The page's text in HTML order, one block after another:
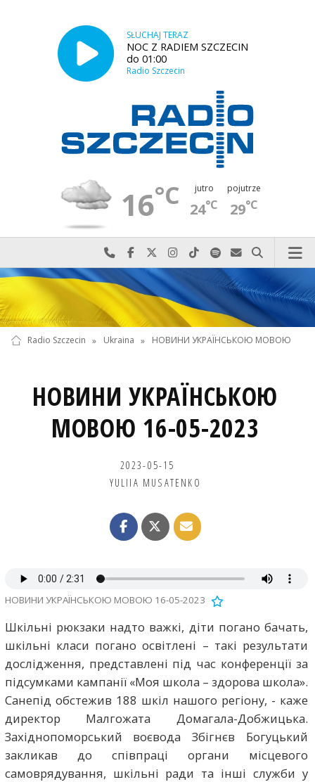
SŁUCHAJ TERAZ
NOC Z RADIEM SZCZECIN
do 01:00
Radio Szczecin
16°C jutro
24°C
pojutrze
29°C
Najlepiej po prostu do nas zadzwoń
Odwiedź nas na Facebook-u
Odwiedź nas na X
Odwiedź nas na Instagram-ie
Odwiedź nas na TikTok-u
Szukaj nas na Spotify
Wyślij do nas
Szukaj
Radio Szczecin » Ukraina » НОВИНИ УКРАЇНСЬКОЮ МОВОЮ
НОВИНИ УКРАЇНСЬКОЮ
МОВОЮ 16-05-2023
2023-05-15
YULIIA MUSATENKO
НОВИНИ УКРАЇНСЬКОЮ МОВОЮ 16-05-2023
Шкільні рюкзаки надто важкі, діти погано бачать,
шкільні класи погано освітлені – такі результати
дослідження, представлені під час конференції за
підсумками кампанії «Моя школа – здорова школа».
Санепід обстежив 188 шкіл нашого регіону, - каже
директор Малгожата Домагала-Добжицька.
Західнопоморський воєвода Збігнєв Богуцький
закликав до співпраці органи місцевого
самоврядування, шкільні ради та інші служби у